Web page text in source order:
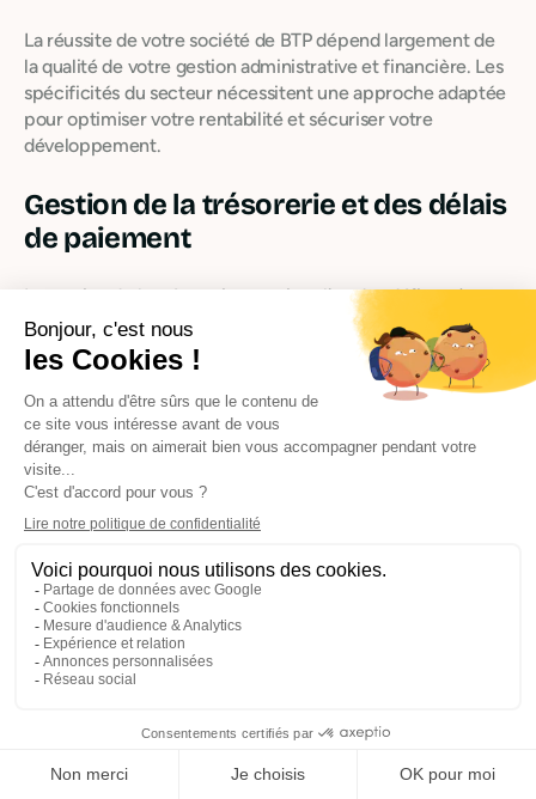
La réussite de votre société de BTP dépend largement de
la qualité de votre gestion administrative et financière. Les
spécificités du secteur nécessitent une approche adaptée
pour optimiser votre rentabilité et sécuriser votre
développement.
Gestion de la trésorerie et des délais
de paiement
La gestion de la trésorerie constitue l'un des défis majeurs
des entreprises de BTP en raison des décalages importants
entre les dépenses (matériaux, salaires, charges) et les
encaissements clients. Cette problématique nécessite une
anticipation rigoureuse et des outils de gestion adaptés.
Les délais de paiement dans le BTP peuvent atteindre 60 à
90 jours, particulièrement sur les marchés publics. Cette
réalité impose de disposer d'un fonds de roulement
suffisant pour financer votre activité en attendant les
roulement doit intégrer la saisonnalité de votre activité et
les variations de votre carnet de commandes.
L'affacturage représente une solution de financement
intéressante pour les entreprises de BTP qui souhaitent
vos créances clients à un organisme spécialisé qui vous